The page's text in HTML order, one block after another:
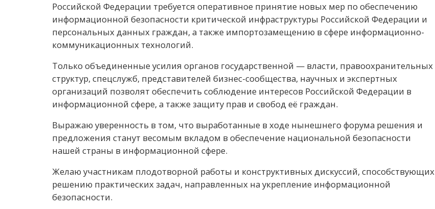
Российской Федерации требуется оперативное принятие новых мер по обеспечению
информационной безопасности критической инфраструктуры Российской Федерации и
персональных данных граждан, а также импортозамещению в сфере информационно-
коммуникационных технологий.
Только объединенные усилия органов государственной — власти, правоохранительных
структур, спецслужб, представителей бизнес-сообщества, научных и экспертных
организаций позволят обеспечить соблюдение интересов Российской Федерации в
информационной сфере, а также защиту прав и свобод её граждан.
Выражаю уверенность в том, что выработанные в ходе нынешнего форума решения и
предложения станут весомым вкладом в обеспечение национальной безопасности
нашей страны в информационной сфере.
Желаю участникам плодотворной работы и конструктивных дискуссий, способствующих
решению практических задач, направленных на укрепление информационной
безопасности.